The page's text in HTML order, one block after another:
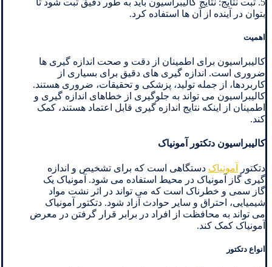
بتوان در آینده از آن ها استفاده کرد.
اهمیت
کالیبراسیون برای اطمینان از دقت و صحت اندازه گیری ها
ضروری است. اندازه گیری های دقیق برای بسیاری از
کاربردها، از جمله تولید، پزشکی و تحقیقات، ضروری هستند.
کالیبراسیون می تواند به جلوگیری از خطاهای اندازه گیری و
اطمینان از اینکه نتایج اندازه گیری قابل اعتماد هستند، کمک
کند.
کالیبراسیون دتکتور آمونیاک
دتکتور آمونیاک دستگاهی است که برای تشخیص و اندازه
گیری گاز آمونیاک در محیط استفاده می شود. آمونیاک یک
گاز سمی و خطرناک است که می تواند در اثر نشت مواد
شیمیایی، احتراق و سایر حوادث آزاد شود. دتکتور آمونیاک
می تواند به محافظت از افراد در برابر قرار گرفتن در معرض
آمونیاک کمک کند.
انواع دتکتور